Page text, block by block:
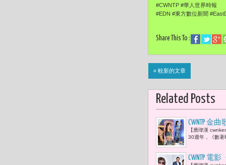
#CWNTP #華人世界時報
#EDN #東方數位新聞
Share This To :
« 較新的文章
Related Posts
CWNTP 金
台，都算
【應瑋漢
30週年，《數著
CWNTP 電